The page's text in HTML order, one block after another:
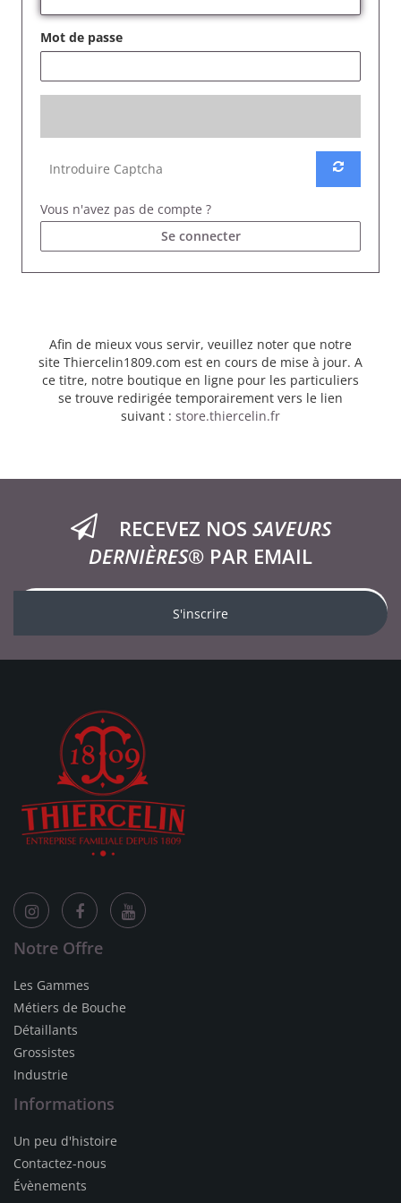
Mot de passe
Vous n'avez pas de compte ?
Se connecter
Afin de mieux vous servir, veuillez noter que notre
site Thiercelin1809.com est en cours de mise à jour. A
ce titre, notre boutique en ligne pour les particuliers
se trouve redirigée temporairement vers le lien
suivant : store.thiercelin.fr
RECEVEZ NOS SAVEURS
DERNIÈRES® PAR EMAIL
S'inscrire
Notre Offre
Les Gammes
Métiers de Bouche
Détaillants
Grossistes
Industrie
Informations
Un peu d'histoire
Contactez-nous
Évènements